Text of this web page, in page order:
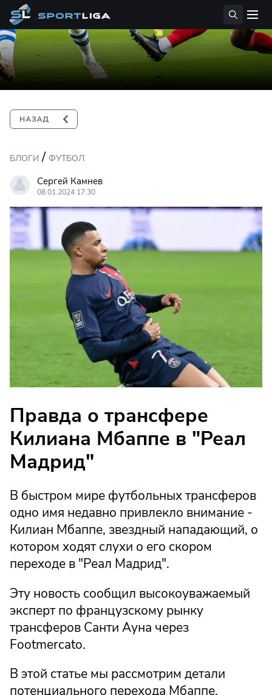
БЛОГИ / ФУТБОЛ
Сергей Камнев
08.01.2024 17:30
Правда о трансфере
Килиана Мбаппе в "Реал
Мадрид"
В быстром мире футбольных трансферов
одно имя недавно привлекло внимание -
Килиан Мбаппе, звездный нападающий, о
котором ходят слухи о его скором
переходе в "Реал Мадрид".
Эту новость сообщил высокоуважаемый
эксперт по французскому рынку
трансферов Санти Ауна через
Footmercato.
В этой статье мы рассмотрим детали
потенциального перехода Мбаппе,